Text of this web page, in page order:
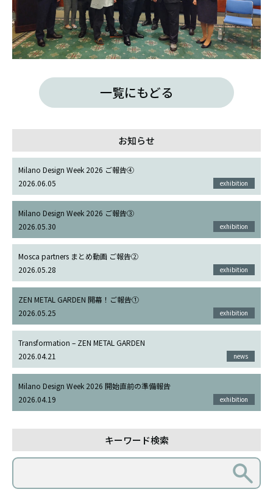
一覧にもどる
お知らせ
Milano Design Week 2026 ご報告④
2026.06.05
exhibition
Milano Design Week 2026 ご報告③
2026.05.30
exhibition
Mosca partners まとめ動画 ご報告②
2026.05.28
exhibition
ZEN METAL GARDEN 開幕！ご報告①
2026.05.25
exhibition
Transformation – ZEN METAL GARDEN
2026.04.21
news
Milano Design Week 2026 開始直前の準備報告
2026.04.19
exhibition
キーワード検索